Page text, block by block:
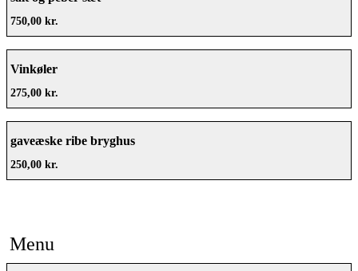
750,00 kr.
Vinkøler
275,00 kr.
gaveæske ribe bryghus
250,00 kr.
Menu